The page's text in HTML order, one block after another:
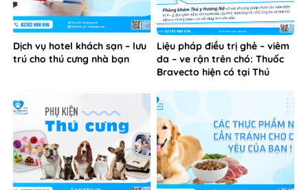
Dịch vụ hotel khách sạn – lưu
trú cho thú cưng nhà bạn
Liệu pháp điều trị ghẻ – viêm
da – ve rận trên chó: Thuốc
Bravecto hiện có tại Thú